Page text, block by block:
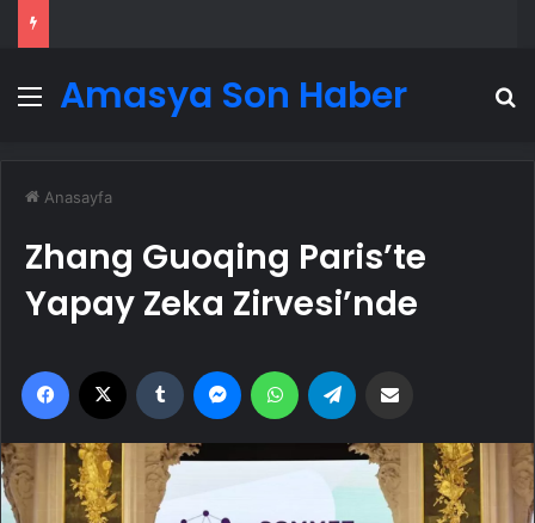
Menü
Amasya Son Haber
Anasayfa
Zhang Guoqing Paris’te
Yapay Zeka Zirvesi’nde
Facebook Tumblr MessengerWhatsApp